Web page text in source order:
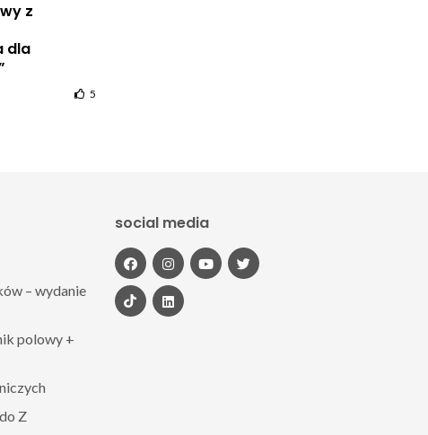
z
dla
5
– wydanie
polowy +
Z
social media